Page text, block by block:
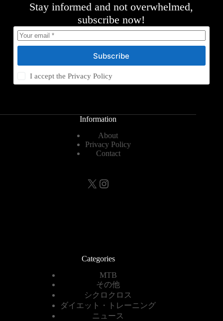
Stay informed and not overwhelmed,
subscribe now!
Subscribe
I accept thePrivacy Policy
Information
About
Privacy Policy
Contact
X Instagram
Categories
MTB
その他
シクロクロス
ダイエット・トレーニング
ニュース